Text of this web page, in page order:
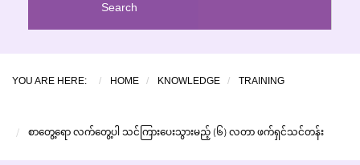
YOU ARE HERE: HOME KNOWLEDGE TRAINING
စာတွေ့ရော လက်တွေ့ပါ သင်ကြားပေးသွားမည့် (၆) လတာ ဖက်ရှင်သင်တန်း